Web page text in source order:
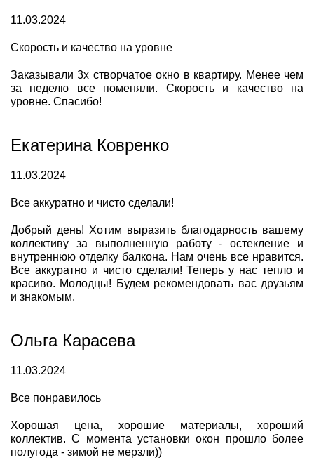
11.03.2024
Скорость и качество на уровне
Заказывали 3х створчатое окно в квартиру. Менее чем
за неделю все поменяли. Скорость и качество на
уровне. Спасибо!
Екатерина Ковренко
11.03.2024
Все аккуратно и чисто сделали!
Добрый день! Хотим выразить благодарность вашему
коллективу за выполненную работу - остекление и
внутреннюю отделку балкона. Нам очень все нравится.
Все аккуратно и чисто сделали! Теперь у нас тепло и
красиво. Молодцы! Будем рекомендовать вас друзьям
и знакомым.
Ольга Карасева
11.03.2024
Все понравилось
Хорошая цена, хорошие материалы, хороший
коллектив. С момента установки окон прошло более
полугода - зимой не мерзли))